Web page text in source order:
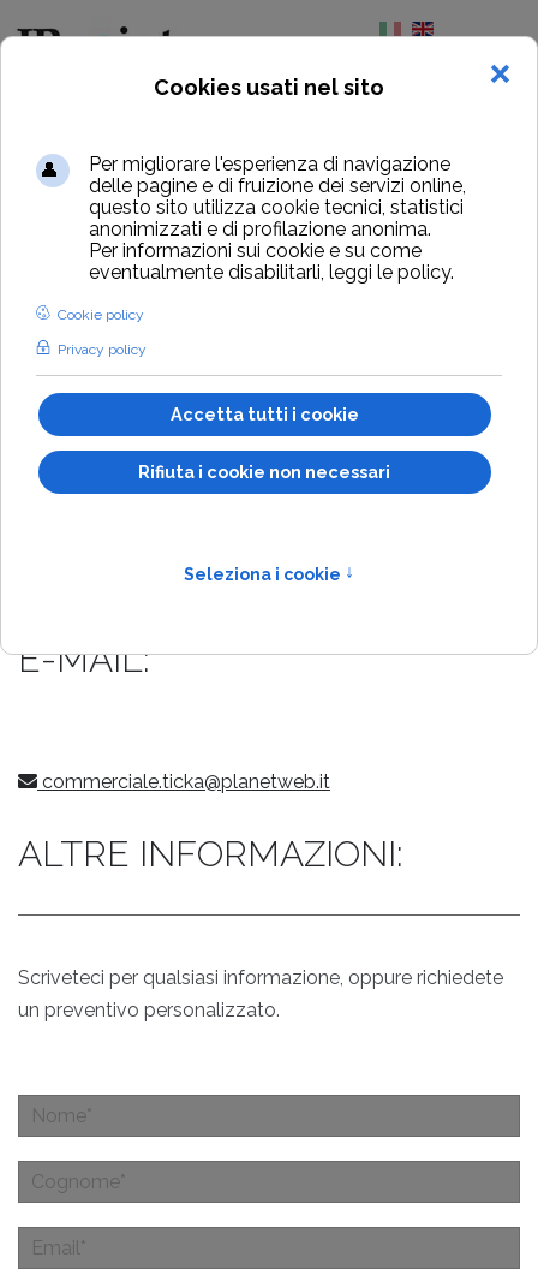
Seleziona la tua
INDIRIZZO:
Via Giorgio Ambrosoli, 39 Scandicci FI 50018
TELEFONI:
+39 055 735 1109
E-MAIL:
commerciale.ticka@planetweb.it
ALTRE INFORMAZIONI:
Scriveteci per qualsiasi informazione, oppure richiedete
un preventivo personalizzato.